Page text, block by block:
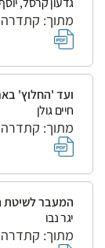
מתוך: קתדרה
ועד 'החלוץ'
חיים גולן
מתוך: קתדרה
המעבר לשיטת
יגר נבו
מתוך: קתדרה